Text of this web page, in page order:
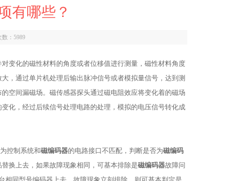
有哪些？
： 5989
变化的磁性材料的角度或者位移值进行测量，磁性材料角度
，通过单片机处理后输出脉冲信号或者模拟量信号，达到测
空间漏磁场。磁传感器探头通过磁电阻效应将变化着的磁场
化，经过后续信号处理电路的处理，模拟的电压信号转化成
控制系统和磁编码器的电路接口不匹配，判断是否为磁编码
换上去，如果故障现象相同，可基本排除是磁编码器故障问